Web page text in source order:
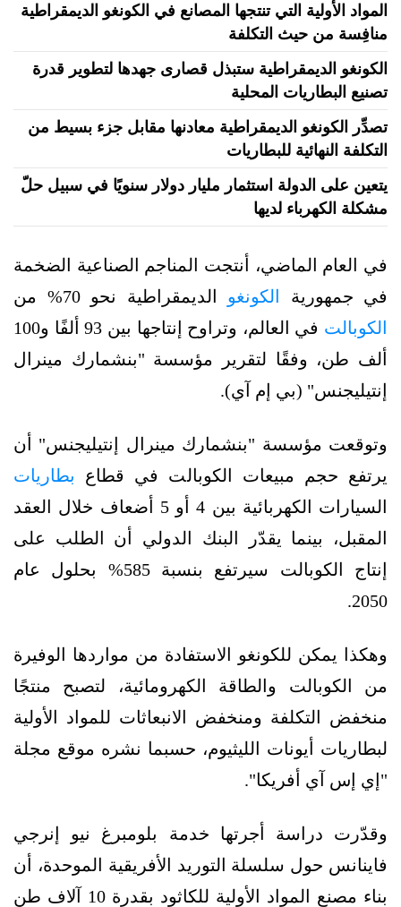
المواد الأولية التي تنتجها المصانع في الكونغو الديمقراطية
منافِسة من حيث التكلفة
الكونغو الديمقراطية ستبذل قصارى جهدها لتطوير قدرة
تصنيع البطاريات المحلية
تصدِّر الكونغو الديمقراطية معادنها مقابل جزء بسيط من
التكلفة النهائية للبطاريات
يتعين على الدولة استثمار مليار دولار سنويًا في سبيل حلّ
مشكلة الكهرباء لديها
في العام الماضي، أنتجت المناجم الصناعية الضخمة
في جمهورية الكونغو الديمقراطية نحو 70% من
الكوبالت
في العالم، وتراوح إنتاجها بين 93 ألفًا و100
ألف طن، وفقًا لتقرير مؤسسة "بنشمارك مينرال
إنتيليجنس" (بي إم آي).
وتوقعت مؤسسة "بنشمارك مينرال إنتيليجنس" أن
يرتفع حجم مبيعات الكوبالت في قطاع بطاريات
السيارات الكهربائية بين 4 أو 5 أضعاف خلال العقد
المقبل، بينما يقدّر البنك الدولي أن الطلب على
إنتاج الكوبالت سيرتفع بنسبة 585% بحلول عام
2050.
وهكذا يمكن للكونغو الاستفادة من مواردها الوفيرة
من الكوبالت والطاقة الكهرومائية، لتصبح منتجًا
منخفض التكلفة ومنخفض الانبعاثات للمواد الأولية
لبطاريات أيونات الليثيوم، حسبما نشره موقع مجلة
"إي إس آي أفريكا".
وقدّرت دراسة أجرتها خدمة بلومبرغ نيو إنرجي
فاينانس حول سلسلة التوريد الأفريقية الموحدة، أن
بناء مصنع المواد الأولية للكاثود بقدرة 10 آلاف طن